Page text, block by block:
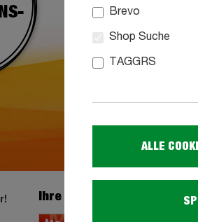
profitieren Sie
Der 10 Euro Gutschein wird
Adresse verschickt. Keine
Ihre Liefermöglichkeiten
Brevo
Shop Suche
TAGGRS
ALLE